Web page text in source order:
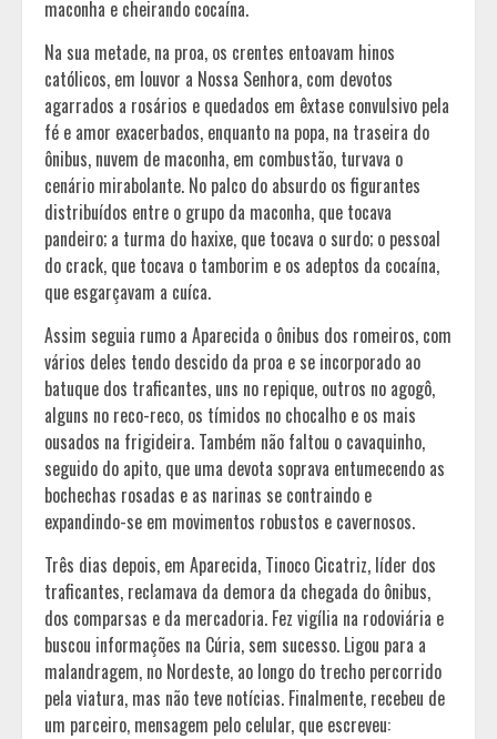
maconha e cheirando cocaína.
Na sua metade, na proa, os crentes entoavam hinos
católicos, em louvor a Nossa Senhora, com devotos
agarrados a rosários e quedados em êxtase convulsivo pela
fé e amor exacerbados, enquanto na popa, na traseira do
ônibus, nuvem de maconha, em combustão, turvava o
cenário mirabolante. No palco do absurdo os figurantes
distribuídos entre o grupo da maconha, que tocava
pandeiro; a turma do haxixe, que tocava o surdo; o pessoal
do crack, que tocava o tamborim e os adeptos da cocaína,
que esgarçavam a cuíca.
Assim seguia rumo a Aparecida o ônibus dos romeiros, com
vários deles tendo descido da proa e se incorporado ao
batuque dos traficantes, uns no repique, outros no agogô,
alguns no reco-reco, os tímidos no chocalho e os mais
ousados na frigideira. Também não faltou o cavaquinho,
seguido do apito, que uma devota soprava entumecendo as
bochechas rosadas e as narinas se contraindo e
expandindo-se em movimentos robustos e cavernosos.
Três dias depois, em Aparecida, Tinoco Cicatriz, líder dos
traficantes, reclamava da demora da chegada do ônibus,
dos comparsas e da mercadoria. Fez vigília na rodoviária e
buscou informações na Cúria, sem sucesso. Ligou para a
malandragem, no Nordeste, ao longo do trecho percorrido
pela viatura, mas não teve notícias. Finalmente, recebeu de
um parceiro, mensagem pelo celular, que escreveu: